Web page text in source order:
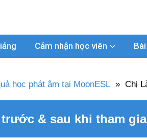
Cảm nhận học viên
học phát âm tại MoonESL » Chị
& sau khi tham